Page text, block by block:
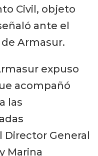
Civil, objeto
ante el
Armasur.
expuso
acompañó
las
General
Marina